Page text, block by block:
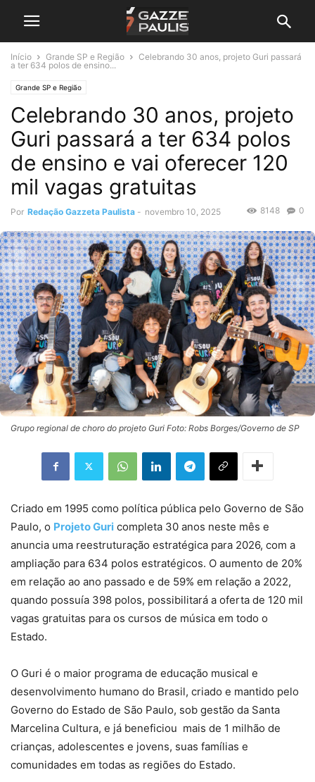
Início Grande SP e Região
Celebrando 30 anos, projeto Guri passará
a ter 634 polos de ensino...
Grande SP e Região
Celebrando 30 anos, projeto
Guri passará a ter 634 polos
de ensino e vai oferecer 120
mil vagas gratuitas
Por Redação Gazzeta Paulista - novembro 10, 2025 0
8148
Grupo regional de choro do projeto Guri Foto: Robs Borges/Governo de SP
Criado em 1995 como política pública pelo Governo de São
Paulo, o Projeto Guri completa 30 anos neste mês e
anuncia uma reestruturação estratégica para 2026, com a
ampliação para 634 polos estratégicos. O aumento de 20%
em relação ao ano passado e de 59% em relação a 2022,
quando possuía 398 polos, possibilitará a oferta de 120 mil
vagas gratuitas para os cursos de música em todo o
Estado.
O Guri é o maior programa de educação musical e
desenvolvimento humano do Brasil, criado e mantido pelo
Governo do Estado de São Paulo, sob gestão da Santa
Marcelina Cultura, e já beneficiou mais de 1 milhão de
crianças, adolescentes e jovens, suas famílias e
comunidades em todas as regiões do Estado.